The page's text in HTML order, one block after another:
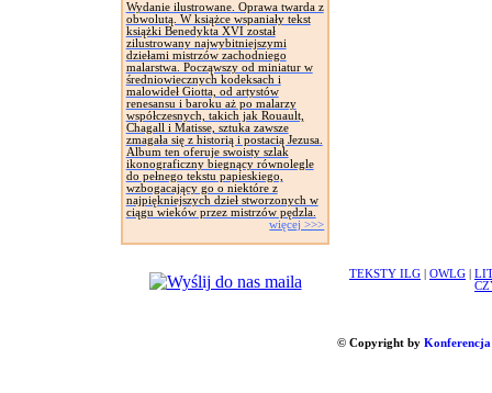
Wydanie ilustrowane. Oprawa twarda z
obwolutą. W książce wspaniały tekst
książki Benedykta XVI został
zilustrowany najwybitniejszymi
dziełami mistrzów zachodniego
malarstwa. Począwszy od miniatur w
średniowiecznych kodeksach i
malowideł Giotta, od artystów
renesansu i baroku aż po malarzy
współczesnych, takich jak Rouault,
Chagall i Matisse, sztuka zawsze
zmagała się z historią i postacią Jezusa.
Album ten oferuje swoisty szlak
ikonograficzny biegnący równolegle
do pełnego tekstu papieskiego,
wzbogacający go o niektóre z
najpiękniejszych dzieł stworzonych w
ciągu wieków przez mistrzów pędzla.
więcej >>>
TEKSTY ILG OWLG
© Copyright by Konferencja